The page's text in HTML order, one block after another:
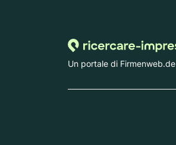
Un portale di Firmenweb.de